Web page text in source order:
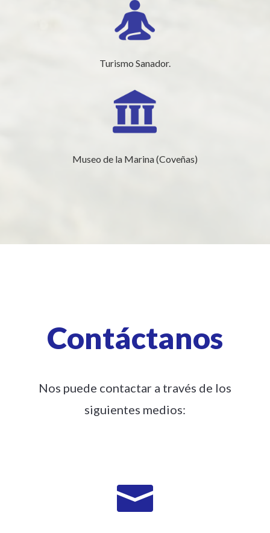
Turismo Sanador.
Museo de la Marina (Coveñas)
Contáctanos
Nos puede contactar a través de los
siguientes medios:
